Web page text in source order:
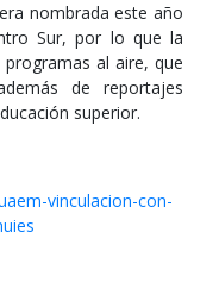
nombrada este año
Sur, por lo que la
al aire, que
de reportajes
superior.
vinculacion-con-